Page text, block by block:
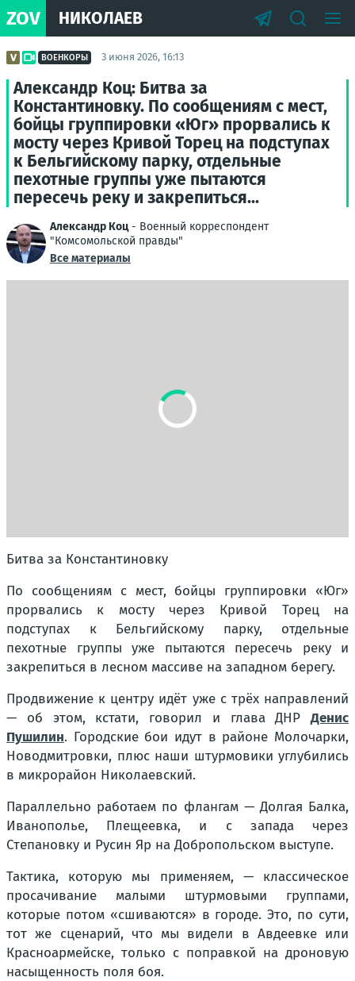
ZOV НИКОЛАЕВ
ВОЕНКОРЫ 3 июня 2026, 16:13
Александр Коц: Битва за
Константиновку. По сообщениям с мест,
бойцы группировки «Юг» прорвались к
мосту через Кривой Торец на подступах
к Бельгийскому парку, отдельные
пехотные группы уже пытаются
пересечь реку и закрепиться...
Александр Коц- Военный корреспондент
"Комсомольской правды"
Все материалы
Битва за Константиновку
По сообщениям с мест, бойцы группировки «Юг»
прорвались к мосту через Кривой Торец на
подступах к Бельгийскому парку, отдельные
пехотные группы уже пытаются пересечь реку и
закрепиться в лесном массиве на западном берегу.
Продвижение к центру идёт уже с трёх направлений
— об этом, кстати, говорил и глава ДНРДенис
Пушилин. Городские бои идут в районе Молочарки,
Новодмитровки, плюс наши штурмовики углубились
в микрорайон Николаевский.
Параллельно работаем по флангам — Долгая Балка,
Иванополье, Плещеевка, и с запада через
Степановку и Русин Яр на Добропольском выступе.
Тактика, которую мы применяем, — классическое
просачивание малыми штурмовыми группами,
которые потом «сшиваются» в городе. Это, по сути,
тот же сценарий, что мы видели в Авдеевке или
Красноармейске, только с поправкой на дроновую
насыщенность поля боя.